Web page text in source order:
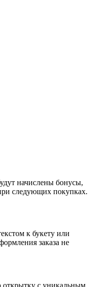
начислены бонусы,
следующих покупках.
к букету или
заказа не